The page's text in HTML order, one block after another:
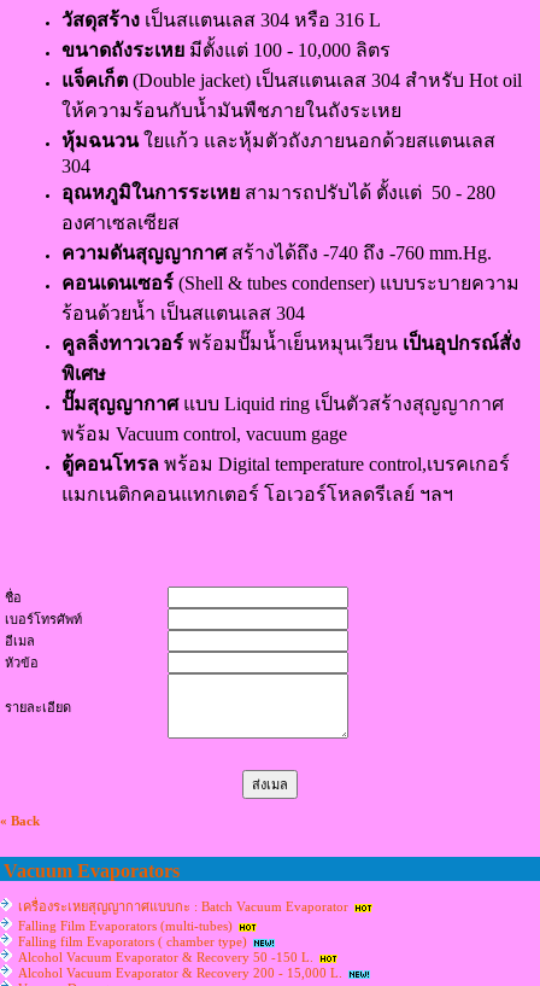
วัสดุสร้าง เป็นสแตนเลส 304 หรือ 316 L
ขนาดถังระเหย มีตั้งแต่ 100 - 10,000 ลิตร
แจ็คเก็ต(Double jacket) เป็นสแตนเลส 304 สำหรับ Hot oil
ให้ความร้อนกับน้ำมันพืชภายในถังระเหย
หุ้มฉนวนใยแก้ว และหุ้มตัวถังภายนอกด้วยสแตนเลส
304
อุณหภูมิในการระเหย สามารถปรับได้ ตั้งแต่ 50 - 280
องศาเซลเซียส
ความดันสุญญากาศ สร้างได้ถึง -740 ถึง -760 mm.Hg.
คอนเดนเซอร์ (Shell & tubes condenser) แบบระบายความ
ร้อนด้วยน้ำ เป็นสแตนเลส 304
คูลลิ่งทาวเวอร์พร้อมปั๊มน้ำเย็นหมุนเวียน เป็นอุปกรณ์สั่ง
พิเศษ
ปั๊มสุญญากาศ แบบ Liquid ring เป็นตัวสร้างสุญญากาศ
พร้อม Vacuum control, vacuum gage
ตู้คอนโทรลพร้อม Digital temperature control,เบรคเกอร์
แมกเนติกคอนแทกเตอร์ โอเวอร์โหลดรีเลย์ ฯลฯ
ชื่อ
เบอร์โทรศัพท์
อีเมล
หัวข้อ
รายละเอียด
« Back
Vacuum Evaporators
เครื่องระเหยสุญญากาศแบบกะ : Batch Vacuum Evaporator
Falling Film Evaporators (multi-tubes)
Falling film Evaporators ( chamber type)
Alcohol Vacuum Evaporator & Recovery 50 -150 L.
Alcohol Vacuum Evaporator & Recovery 200 - 15,000 L.